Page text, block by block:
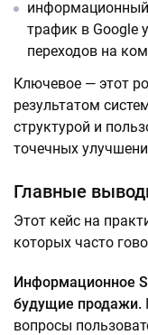
трафик в Google
переходов на
Ключевое — этот
результатом
структурой и
точечных
Главные
Этот кейс на
которых часто
Информационное
будущие продажи.
вопросы